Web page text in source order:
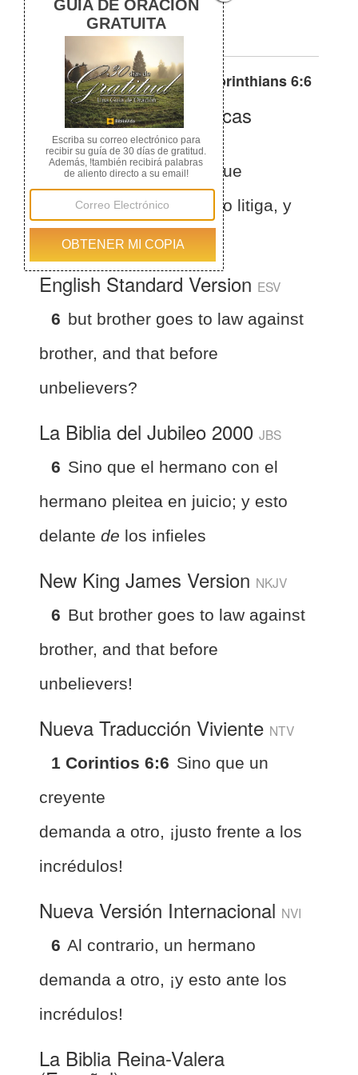
before the unbelievers.
Otras traducciones de 1 Corinthians 6:6
La Biblia de las Américas
(Español)BLA
1 Corintios 6:6 sino que
hermano contra hermano litiga, y
esto ante incrédulos?
English Standard Version ESV
6 but brother goes to law against
brother, and that before
unbelievers?
La Biblia del Jubileo 2000 JBS
6 Sino que el hermano con el
hermano pleitea en juicio; y esto
delante de los infieles
New King James Version NKJV
6 But brother goes to law against
brother, and that before
unbelievers!
Nueva Traducción Viviente NTV
1 Corintios 6:6 Sino que un
creyente
demanda a otro, ¡justo frente a los
incrédulos!
Nueva Versión Internacional NVI
6 Al contrario, un hermano
demanda a otro, ¡y esto ante los
incrédulos!
La Biblia Reina-Valera